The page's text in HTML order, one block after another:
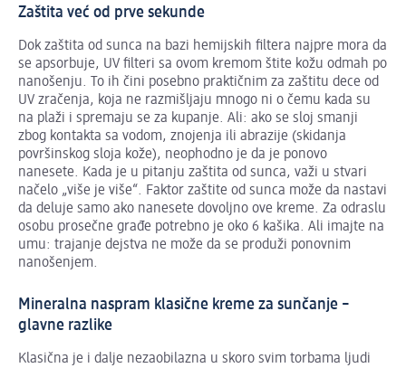
Zaštita već od prve sekunde
Dok zaštita od sunca na bazi hemijskih filtera najpre mora da
se apsorbuje, UV filteri sa ovom kremom štite kožu odmah po
nanošenju. To ih čini posebno praktičnim za zaštitu dece od
UV zračenja, koja ne razmišljaju mnogo ni o čemu kada su
na plaži i spremaju se za kupanje. Ali: ako se sloj smanji
zbog kontakta sa vodom, znojenja ili abrazije (skidanja
površinskog sloja kože), neophodno je da je ponovo
nanesete. Kada je u pitanju zaštita od sunca, važi u stvari
načelo „više je više“. Faktor zaštite od sunca može da nastavi
da deluje samo ako nanesete dovoljno ove kreme. Za odraslu
osobu prosečne građe potrebno je oko 6 kašika. Ali imajte na
umu: trajanje dejstva ne može da se produži ponovnim
nanošenjem.
Mineralna naspram klasične kreme za sunčanje –
glavne razlike
Klasična je i dalje nezaobilazna u skoro svim torbama ljudi